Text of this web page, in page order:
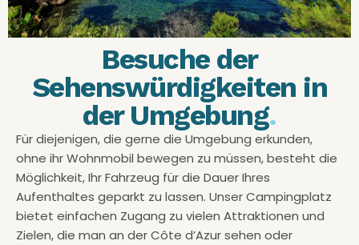
Besuche der
Sehenswürdigkeiten in
der Umgebung.
Für diejenigen, die gerne die Umgebung erkunden,
ohne ihr Wohnmobil bewegen zu müssen, besteht die
Möglichkeit, Ihr Fahrzeug für die Dauer Ihres
Aufenthaltes geparkt zu lassen. Unser Campingplatz
bietet einfachen Zugang zu vielen Attraktionen und
Zielen, die man an der Côte d’Azur sehen oder